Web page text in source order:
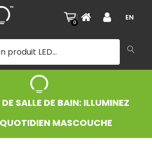
0
| EN
SALLE DE BAIN: ILLUMINEZ
MASCOUCHE